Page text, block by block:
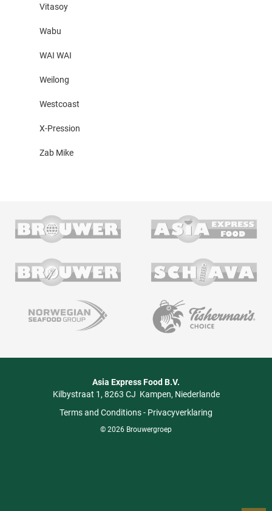
Vitasoy
Wabu
WAI WAI
Weilong
Westcoast
X-Pression
Zab Mike
Asia Express Food B.V.
Kilbystraat 1 8263 CJ Kampen Niederlande
Terms and Conditions- Privacyverklaring
© 2026 Brouwergroep